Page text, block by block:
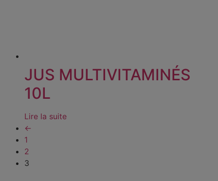
JUS MULTIVITAMINÉS
10L
Lire la suite
←
1
2
3